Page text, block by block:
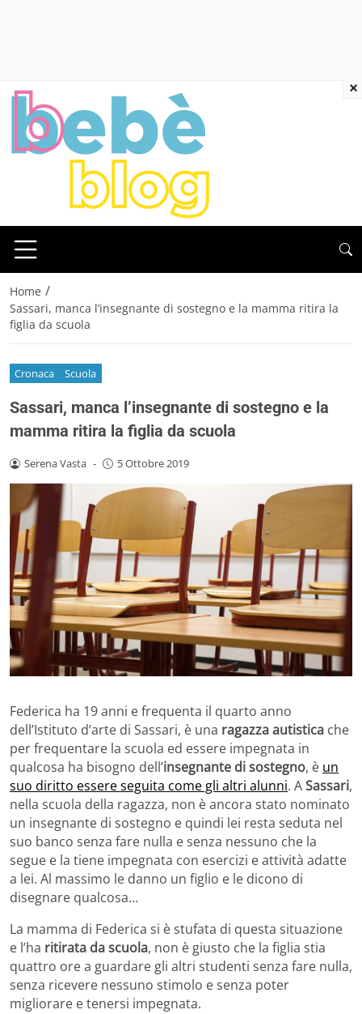
Home /
Sassari, manca l’insegnante di sostegno e la mamma ritira la
figlia da scuola
Cronaca Scuola
Sassari, manca l’insegnante di sostegno e la
mamma ritira la figlia da scuola
Serena Vasta - 5 Ottobre 2019
Federica ha 19 anni e frequenta il quarto anno
dell’Istituto d’arte di Sassari, è una ragazza autistica che
per frequentare la scuola ed essere impegnata in
qualcosa ha bisogno dell’insegnante di sostegno, è un
suo diritto essere seguita come gli altri alunni. ASassari,
nella scuola della ragazza, non è ancora stato nominato
un insegnante di sostegno e quindi lei resta seduta nel
suo banco senza fare nulla e senza nessuno che la
segue e la tiene impegnata con esercizi e attività adatte
a lei. Al massimo le danno un figlio e le dicono di
disegnare qualcosa…
La mamma di Federica si è stufata di questa situazione
e l’ha ritirata da scuola, non è giusto che la figlia stia
quattro ore a guardare gli altri studenti senza fare nulla,
senza ricevere nessuno stimolo e senza poter
migliorare e tenersi impegnata.
×